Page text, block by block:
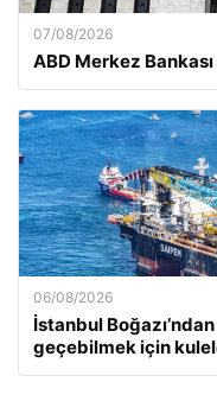
07/08/2026
ABD Merkez
06/08/2026
İstanbul
geçebilmek için